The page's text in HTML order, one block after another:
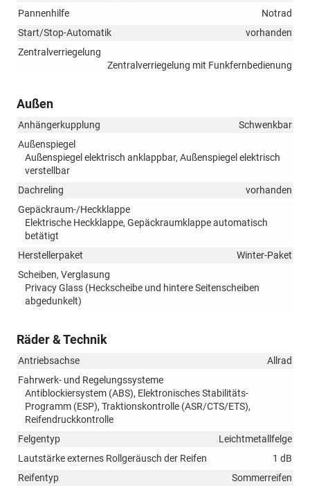
Pannenhilfe
Notrad
Start/Stop-Automatik
vorhanden
Zentralverriegelung
Zentralverriegelung mit Funkfernbedienung
Außen
Anhängerkupplung
Schwenkbar
Außenspiegel
Außenspiegel elektrisch anklappbar, Außenspiegel elektrisch
verstellbar
Dachreling
vorhanden
Gepäckraum-/Heckklappe
Elektrische Heckklappe, Gepäckraumklappe automatisch
betätigt
Herstellerpaket
Winter-Paket
Scheiben, Verglasung
Privacy Glass (Heckscheibe und hintere Seitenscheiben
abgedunkelt)
Räder & Technik
Antriebsachse
Allrad
Fahrwerk- und Regelungssysteme
Antiblockiersystem (ABS), Elektronisches Stabilitäts-
Programm (ESP), Traktionskontrolle (ASR/CTS/ETS),
Reifendruckkontrolle
Felgentyp
Leichtmetallfelge
Lautstärke externes Rollgeräusch der Reifen
1 dB
Reifentyp
Sommerreifen